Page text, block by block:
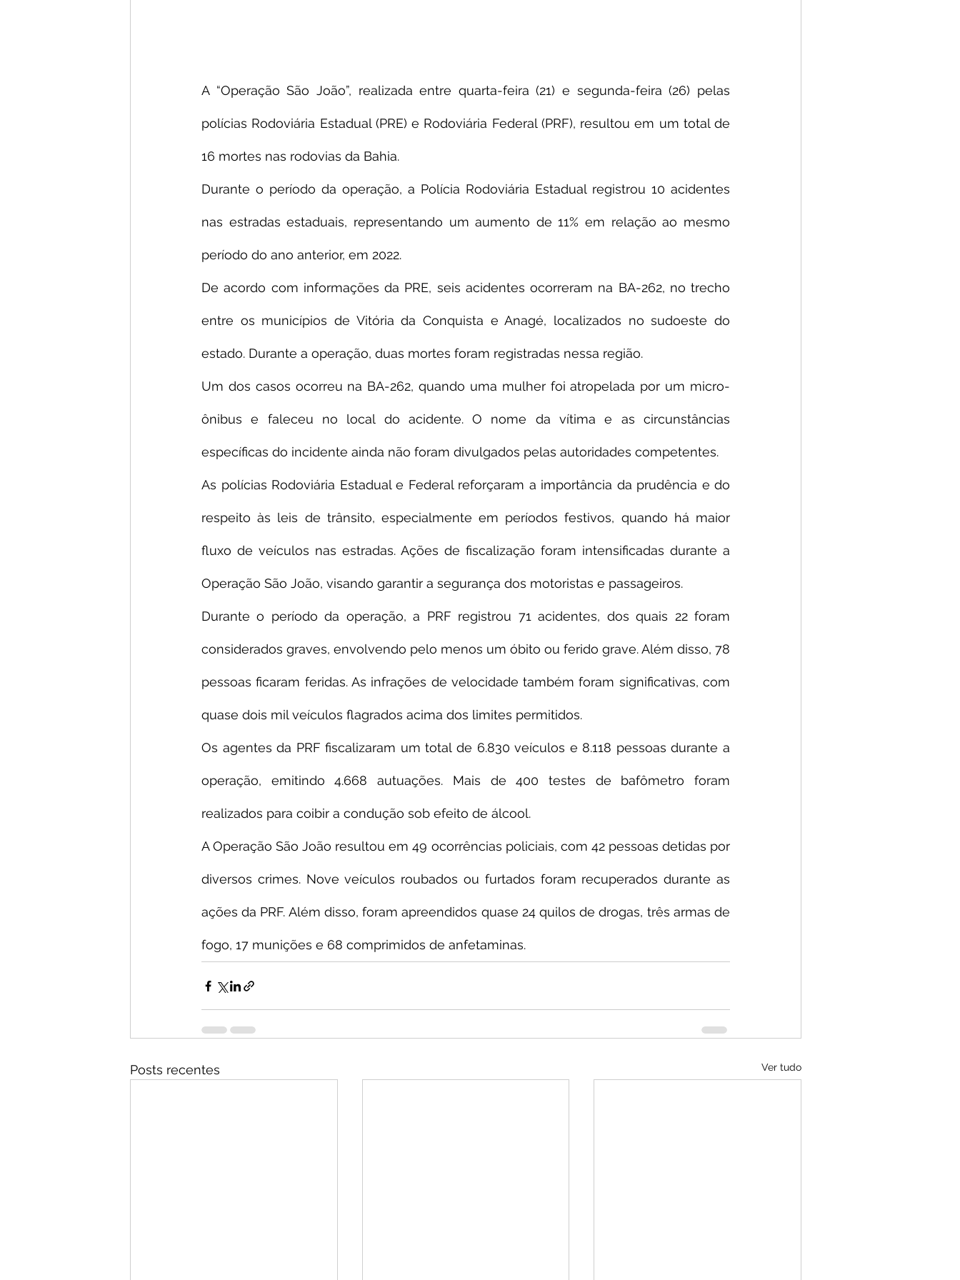
A “Operação São João”, realizada entre quarta-feira (21) e segunda-feira (26) pelas
polícias Rodoviária Estadual (PRE) e Rodoviária Federal (PRF), resultou em um total de
16 mortes nas rodovias da Bahia.
Durante o período da operação, a Polícia Rodoviária Estadual registrou 10 acidentes
nas estradas estaduais, representando um aumento de 11% em relação ao mesmo
período do ano anterior, em 2022.
De acordo com informações da PRE, seis acidentes ocorreram na BA-262, no trecho
entre os municípios de Vitória da Conquista e Anagé, localizados no sudoeste do
estado. Durante a operação, duas mortes foram registradas nessa região.
Um dos casos ocorreu na BA-262, quando uma mulher foi atropelada por um micro-
ônibus e faleceu no local do acidente. O nome da vítima e as circunstâncias
específicas do incidente ainda não foram divulgados pelas autoridades competentes.
As polícias Rodoviária Estadual e Federal reforçaram a importância da prudência e do
respeito às leis de trânsito, especialmente em períodos festivos, quando há maior
fluxo de veículos nas estradas. Ações de fiscalização foram intensificadas durante a
Operação São João, visando garantir a segurança dos motoristas e passageiros.
Durante o período da operação, a PRF registrou 71 acidentes, dos quais 22 foram
considerados graves, envolvendo pelo menos um óbito ou ferido grave. Além disso, 78
pessoas ficaram feridas. As infrações de velocidade também foram significativas, com
quase dois mil veículos flagrados acima dos limites permitidos.
Os agentes da PRF fiscalizaram um total de 6.830 veículos e 8.118 pessoas durante a
operação, emitindo 4.668 autuações. Mais de 400 testes de bafômetro foram
realizados para coibir a condução sob efeito de álcool.
A Operação São João resultou em 49 ocorrências policiais, com 42 pessoas detidas por
diversos crimes. Nove veículos roubados ou furtados foram recuperados durante as
ações da PRF. Além disso, foram apreendidos quase 24 quilos de drogas, três armas de
fogo, 17 munições e 68 comprimidos de anfetaminas.
Posts recentes Ver tudo